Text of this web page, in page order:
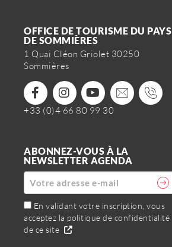
OFFICE DE TOURISME DU PAYS
DE SOMMIÈRES
1 Quai Cléon Griolet 30250
Sommières
+33 (0)4 66 80 99 30
ABONNEZ-VOUS À LA
NEWSLETTER AGENDA
En validant votre inscription, vous
acceptez la politique de confidentialité
de ce site